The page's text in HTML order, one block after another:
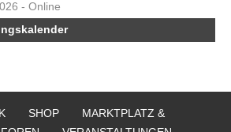
- Online
SHOP
MARKTPLATZ &